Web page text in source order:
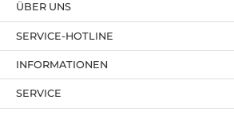
SERVICE-HOTLINE
ÜBER UNS
INFORMATIONEN
SERVICE